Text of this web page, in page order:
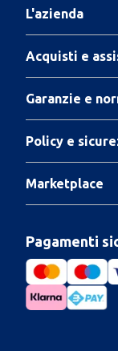
L'azienda
Acquisti e
Garanzie e
Policy e
Marketplace
Pagamenti